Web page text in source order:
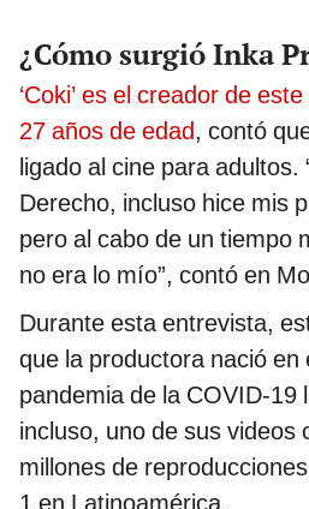
¿Cómo surgió Inka
‘Coki’ es el creador de
27 años de edad, contó
ligado al cine para adultos.
Derecho, incluso hice mis
pero al cabo de un tiempo
no era lo mío”, contó en
Durante esta entrevista,
que la productora nació en
pandemia de la COVID-19
incluso, uno de sus videos
millones de